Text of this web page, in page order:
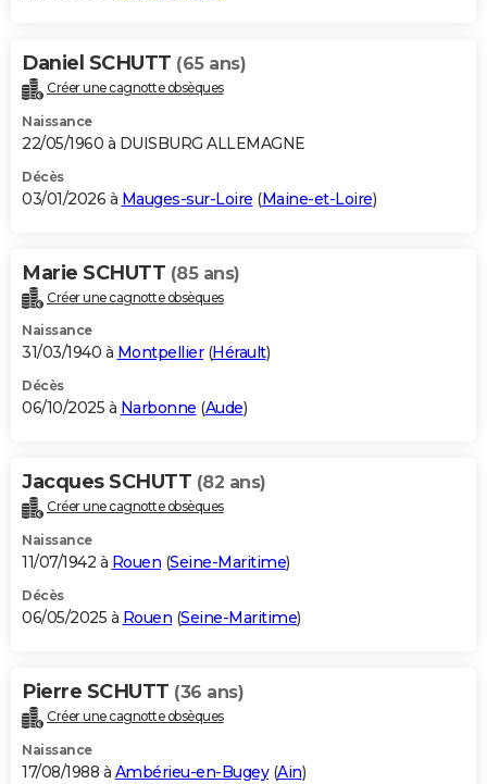
Daniel SCHUTT (65 ans)
Créer une cagnotte obsèques
Naissance
22/05/1960 à DUISBURG ALLEMAGNE
Décès
03/01/2026 à Mauges-sur-Loire (Maine-et-Loire)
Marie SCHUTT (85 ans)
Créer une cagnotte obsèques
Naissance
31/03/1940 à Montpellier(Hérault)
Décès
06/10/2025 à Narbonne (Aude)
Jacques SCHUTT (82 ans)
Créer une cagnotte obsèques
Naissance
11/07/1942 à Rouen (Seine-Maritime)
Décès
06/05/2025 à Rouen (Seine-Maritime)
Pierre SCHUTT (36 ans)
Créer une cagnotte obsèques
Naissance
17/08/1988 à Ambérieu-en-Bugey(Ain)